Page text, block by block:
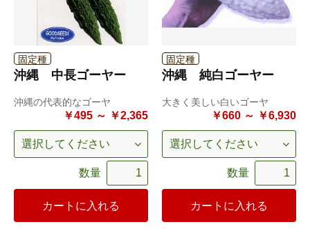
固定種
沖縄 中長ゴーヤー
沖縄の代表的なゴーヤ
￥495 ～ ￥2,365
数量
カートに入れる
固定種
沖縄 純白ゴーヤー
大きく美しい白いゴーヤ
￥660 ～ ￥6,930
数量
カートに入れる